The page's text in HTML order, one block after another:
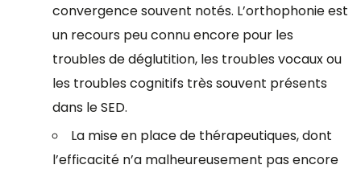
convergence souvent notés. L’orthophonie est
un recours peu connu encore pour les
troubles de déglutition, les troubles vocaux ou
les troubles cognitifs très souvent présents
dans le SED.
La mise en place de thérapeutiques, dont
l’efficacité n’a malheureusement pas encore